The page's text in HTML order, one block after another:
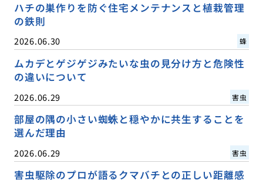
ハチの巣作りを防ぐ住宅メンテナンスと植栽管理
の鉄則
2026.06.30 蜂
ムカデとゲジゲジみたいな虫の見分け方と危険性
の違いについて
2026.06.29 害虫
部屋の隅の小さい蜘蛛と穏やかに共生することを
選んだ理由
2026.06.29 害虫
害虫駆除のプロが語るクマバチとの正しい距離感